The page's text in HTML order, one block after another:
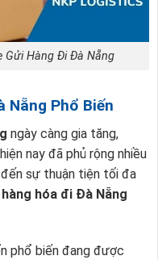
Gửi Hàng Đi Đà Nẵng
Nẵng Phổ Biến
ngày càng gia tăng,
hiện nay đã phủ rộng nhiều
sự thuận tiện tối đa
hóa đi Đà Nẵng
phổ biến đang được